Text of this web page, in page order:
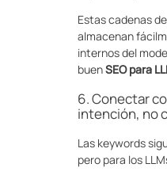
Estas cadenas
almacenan
internos del
buenSEO para
6. Conectar
intención, no
Las keywords
pero para los